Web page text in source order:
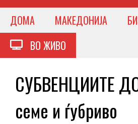
ДОМА МАКЕДОНИЈА
ВО ЖИВО
СУБВЕНЦИИТЕ
семе и ѓубриво